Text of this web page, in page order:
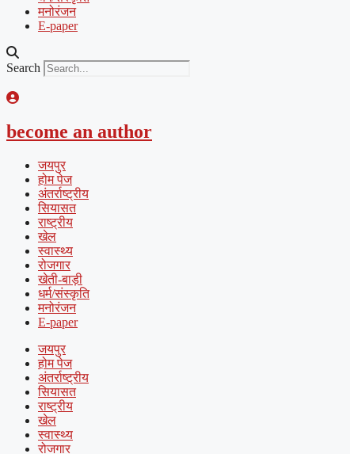
मनोरंजन
E-paper
Search
become an author
जयपुर
होम पेज
अंतर्राष्ट्रीय
सियासत
राष्ट्रीय
खेल
स्वास्थ्य
रोजगार
खेती-बाड़ी
धर्म/संस्कृति
मनोरंजन
E-paper
जयपुर
होम पेज
अंतर्राष्ट्रीय
सियासत
राष्ट्रीय
खेल
स्वास्थ्य
रोजगार